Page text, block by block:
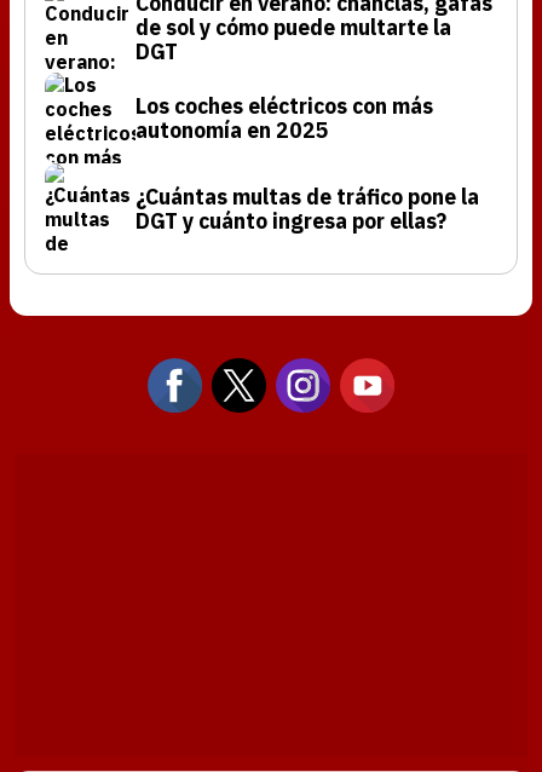
de sol y cómo puede multarte la
DGT
Los coches eléctricos con más
autonomía en 2025
¿Cuántas multas de tráfico pone la
DGT y cuánto ingresa por ellas?